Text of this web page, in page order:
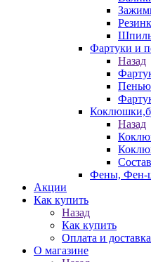
Фартуки и
Назад
Назад
Фены, Фен-
Акции
Как купить
Назад
Как купить
Оплата и доставка
О магазине